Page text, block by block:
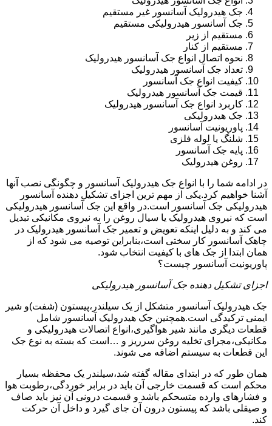
جک هیدرولیک آسانسور غیر مستقیم
جک آسانسور هیدرولیکی مستقیم
مستقیم از زیر
مستقیم از کنار
نحوه اتصال انواع جک آسانسور هیدرولیک
تعداد جک آسانسور هیدرولیک
کیفیت انواع جک آسانسور
قیمت جک آسانسور هیدرولیک
کاربرد انواع جک آسانسور هیدرولیک
جک هیدرولیکی
پاوریونیت آسانسور
شلنگ یا لوله فلزی
پایه جک آسانسور
روغن هیدرولیک
در ادامه شما را با انواع جک هیدرولیک آسانسور و چگونگی نصب آنها
آشنا خواهیم کرد.یکی از مهم ترین اجزای تشکیل دهنده آسانسور
هیدرولیکی جک آسانسور است.در واقع این جک آسانسور هیدرولیکی
است که نیروی هیدرولیک یا سیال روغن را به نیروی مکانیکی تبدیل
می کند و به دلیل اینکه تعویض و تعمیر جک آسانسور هیدرولیک در
چاهک آسانسور کار سختی است،بنابراین توصیه می شود که از
همان ابتدا از جک های با کیفیت انتخاب شود.
پاوریونیت آسانسور چیست؟
اجزای تشکیل دهنده جک آسانسور هیدرولیکی
جک هیدرولیک آسانسور متشکل از یک سیلندر،پیستون (شفت)و شیر
ایمنی ترکیدگی است.همچنین جک هیدرولیک آسانسور شامل
قطعات دیگری مانند شیر هواگیری،انواع اتصالات هیدرولیکی و
مکانیکی،مجرای تخلیه روغن سرریز و …است که بسته به نوع جک
این قطعات به سیستم اضافه می شوند.
همان طور که در ابتدای مقاله گفته شد،سیلندر یک محفظه بسیار
محکم است که قسمت خارجی آن باید در برابر خوردگی،رطوبت هوا
و فشارهای وارده متسحکم باشد و قسمت درونی آن نیز باید صاف
و صیقلی باشد که پیستون درون آن جای گیرد و داخل آن حرکت
کند.